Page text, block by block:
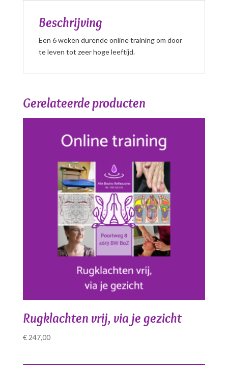
Beschrijving
Een 6 weken durende online training om door
te leven tot zeer hoge leeftijd.
Gerelateerde producten
Rugklachten vrij, via je gezicht
€247,00